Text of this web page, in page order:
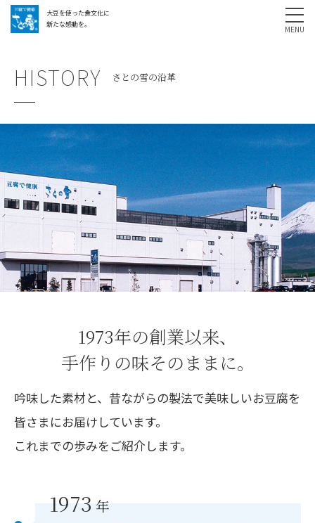
大豆を使った食文化に
新たな感動を。
採用情報
HISTORY さとの雪の沿革
1973年の創業以来、
手作りの味そのままに。
吟味した素材と、昔ながらの製法で美味しいお豆腐を
皆さまにお届けしています。
これまでの歩みをご紹介します。
1973 年